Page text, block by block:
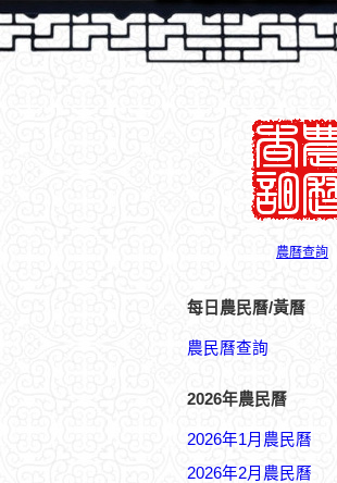
農曆查詢
每日農民曆/黃曆
農民曆查詢
2026年農民曆
2026年1月農民曆
2026年2月農民曆